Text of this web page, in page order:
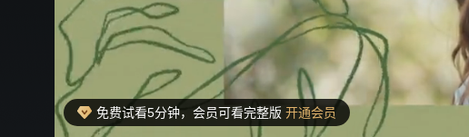
免费试看5分钟，会员可看完整版 开通会员